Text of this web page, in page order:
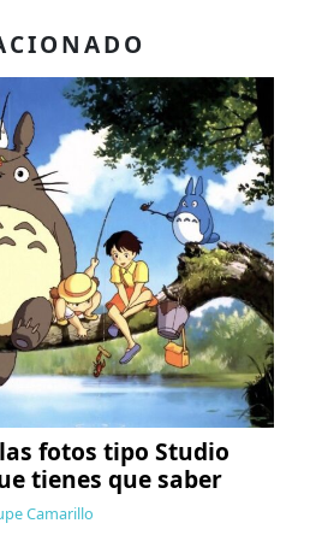
fotos tipo Studio
tienes que saber
Camarillo